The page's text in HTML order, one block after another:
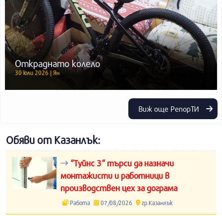
Откраднато колело
30 юли 2026 | Ян
Виж още РепорТИ
Обяви от Казанлък:
“Туйнс 3“ търси да назначи
монтажисти и работници в
производствен цех за дограма
Работа 07/08/2026 гр.Казанлък